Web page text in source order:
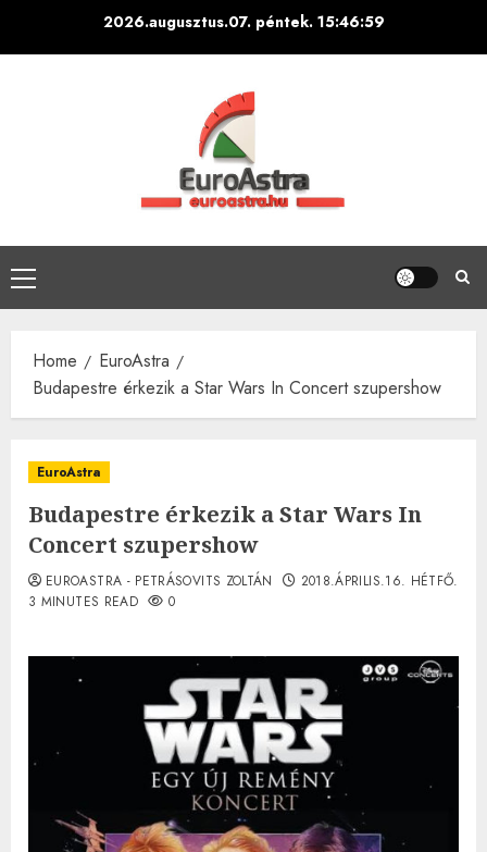
2026.augusztus.07. péntek. 15:47:00
Primary
Menu
Home
EuroAstra
Budapestre érkezik a Star Wars In Concert szupershow
EuroAstra
Budapestre érkezik a Star Wars In
Concert szupershow
EUROASTRA - PETRÁSOVITS ZOLTÁN
2018.ÁPRILIS.16. HÉTFŐ.
3 MINUTES READ
0